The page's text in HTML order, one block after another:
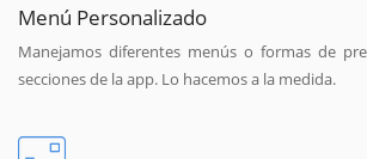
Menú Personalizado
Manejamos diferentes menús o formas de
secciones de la app. Lo hacemos a la medida.